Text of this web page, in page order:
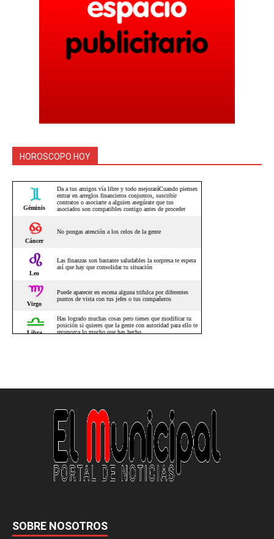
HOROSCOPO HOY
SOBRE NOSOTROS